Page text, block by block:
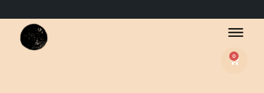
0
Basket